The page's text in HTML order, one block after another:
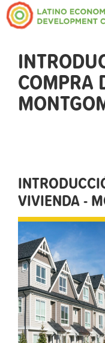
COMPRA
VIVIENDA -